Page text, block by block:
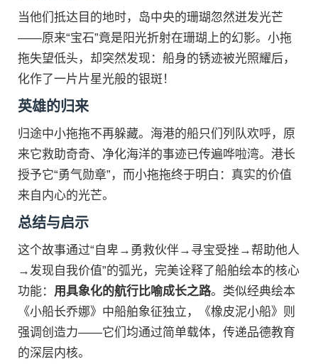
当他们抵达目的地时，岛中央的珊瑚忽然迸发光芒
——原来“宝石”竟是阳光折射在珊瑚上的幻影。小拖
拖失望低头，却突然发现：船身的锈迹被光照耀后，
化作了一片片星光般的银斑！
英雄的归来
归途中小拖拖不再躲藏。海港的船只们列队欢呼，原
来它救助奇奇、净化海洋的事迹已传遍哗啦湾。港长
授予它“勇气勋章”，而小拖拖终于明白：真实的价值
来自内心的光芒。
总结与启示
这个故事通过“自卑→勇救伙伴→寻宝受挫→帮助他人
→发现自我价值”的弧光，完美诠释了船舶绘本的核心
功能： 用具象化的航行比喻成长之路。类似经典绘本
《小船长乔娜》中船舶象征独立，《橡皮泥小船》则
强调创造力——它们均通过简单载体，传递品德教育
的深层内核。